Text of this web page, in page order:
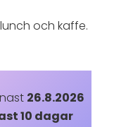
och kaffe.
26.8.2026
10 dagar